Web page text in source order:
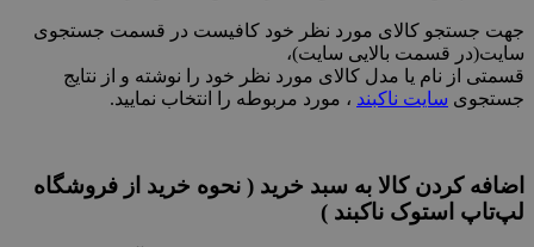
جهت جستجو کالای مورد نظر خود کافیست در قسمت جستجوی
سایت(در قسمت بالایی سایت)،
قسمتی از نام یا مدل کالای مورد نظر خود را نوشته و از نتایج
جستجوی سایت ناکبند ، مورد مربوطه را انتخاب نمایید.
اضافه کردن کالا به سبد خرید ( نحوه خرید از فروشگاه
لپ‌تاپ استوک ناکبند )